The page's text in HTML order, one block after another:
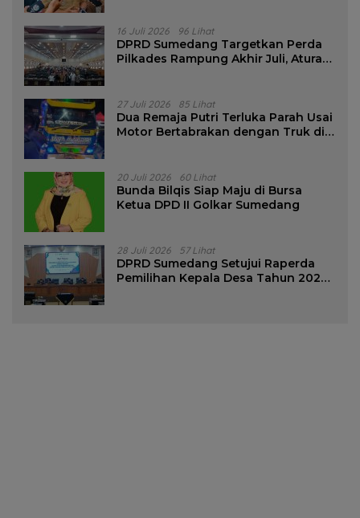
16 Juli 2026 96 Lihat
DPRD Sumedang Targetkan Perda
Pilkades Rampung Akhir Juli, Aturan
27 Juli 2026 85 Lihat
Dua Remaja Putri Terluka Parah Usai
Motor Bertabrakan dengan Truk di
20 Juli 2026 60 Lihat
Bunda Bilqis Siap Maju di Bursa
Ketua DPD II Golkar Sumedang
28 Juli 2026 57 Lihat
DPRD Sumedang Setujui Raperda
Pemilihan Kepala Desa Tahun 2026